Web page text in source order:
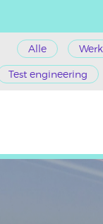
Alle
Test engineering